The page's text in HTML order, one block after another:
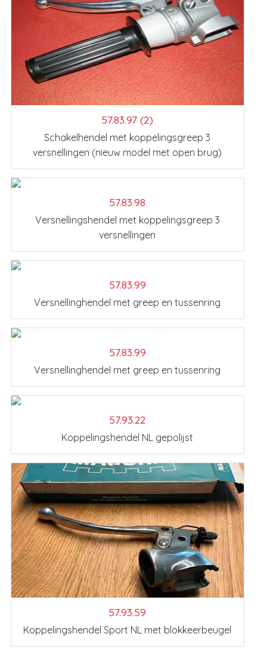
57.83.97 (2)
Schakelhendel met koppelingsgreep 3
versnellingen (nieuw model met open brug)
57.83.98
Versnellingshendel met koppelingsgreep 3
versnellingen
57.83.99
Versnellinghendel met greep en tussenring
57.83.99
Versnellinghendel met greep en tussenring
57.93.22
Koppelingshendel NL gepolijst
57.93.59
Koppelingshendel Sport NL met blokkeerbeugel